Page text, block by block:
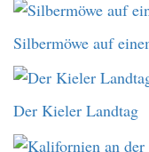
Silbermöwe auf
Der Kieler Landtag